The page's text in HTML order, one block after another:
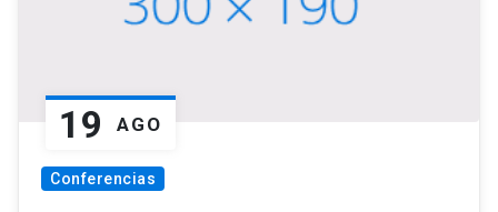
19 AGO
Conferencias